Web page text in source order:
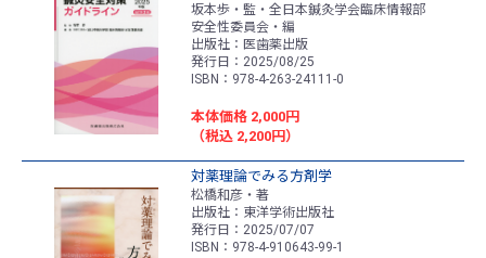
坂本歩・監・全日本鍼灸学会臨床情報部
安全性委員会・編
出版社：医歯薬出版
発行日：2025/08/25
ISBN：978-4-263-24111-0
本体価格 2,000円
（税込 2,200円）
対薬理論でみる方剤学
松橋和彦・著
出版社：東洋学術出版社
発行日：2025/07/07
ISBN：978-4-910643-99-1